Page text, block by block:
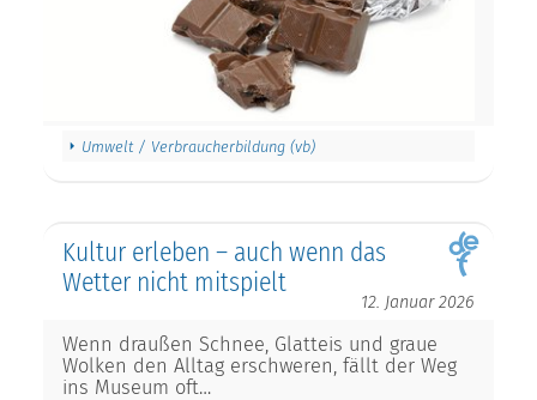
Umwelt / Verbraucherbildung (vb)
Kultur erleben – auch wenn das
Wetter nicht mitspielt
12. Januar 2026
Wenn draußen Schnee, Glatteis und graue
Wolken den Alltag erschweren, fällt der Weg
ins Museum oft…